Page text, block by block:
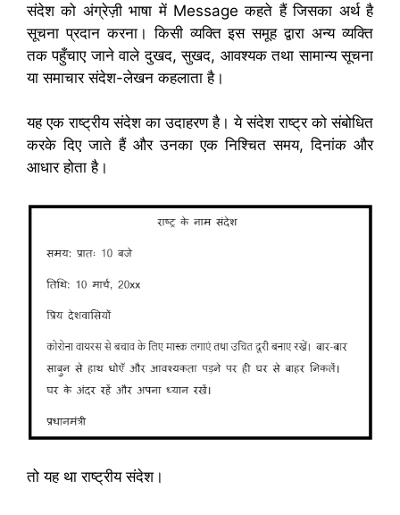
संदेश को अंग्रेज़ी भाषा में Message कहते हैं जिसका अर्थ है
सूचना प्रदान करना। किसी व्यक्ति इस समूह द्वारा अन्य व्यक्ति
तक पहुँचाए जाने वाले दुखद, सुखद, आवश्यक तथा सामान्य सूचना
या समाचार संदेश-लेखन कहलाता है।
यह एक राष्ट्रीय संदेश का उदाहरण है। ये संदेश राष्ट्र को संबोधित
करके दिए जाते हैं और उनका एक निश्चित समय, दिनांक और
आधार होता है।
तो यह था राष्ट्रीय संदेश।